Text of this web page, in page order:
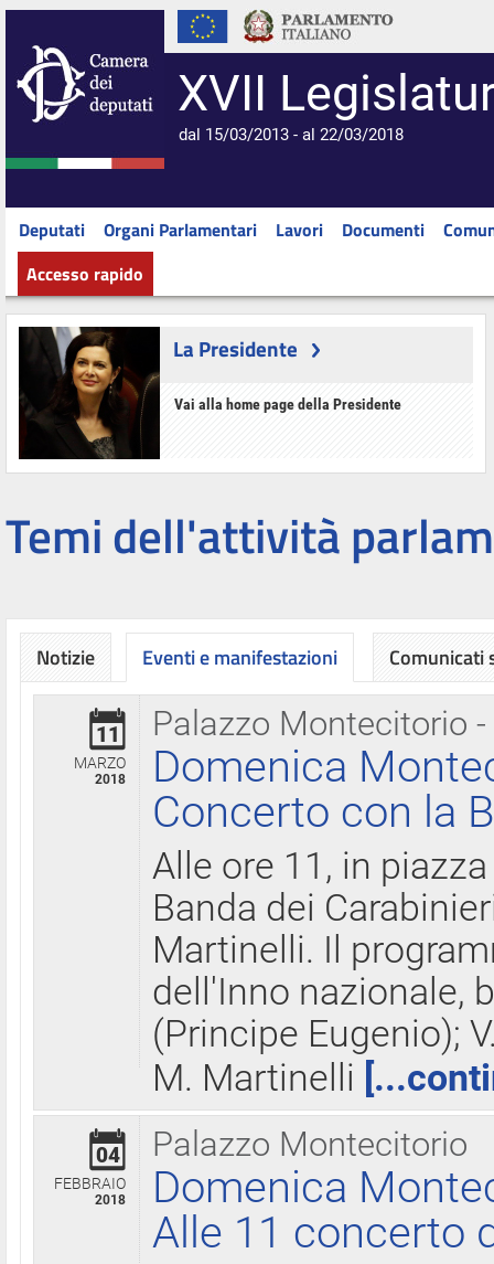
XVII
dal 15/03/2013 - al 22/03/2018
Deputati Organi Parlamentari Lavori Documenti
Accesso rapido
La Presidente
Vai alla home page della Presidente
Temi dell'attività
Notizie Eventi e manifestazioni
Palazzo Montecitorio
11
MARZO
2018
Domenica
Concerto con la
Alle ore 11, in
Banda dei
Martinelli. Il
dell'Inno nazionale,
(Principe Eugenio);
M. Martinelli
Palazzo Montecitorio
04
FEBBRAIO
2018
Domenica
Alle 11 concerto
Comunicati